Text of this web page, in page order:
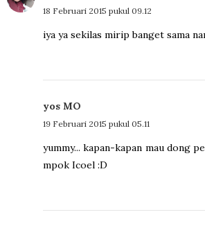
18 Februari 2015 pukul 09.12
iya ya sekilas mirip banget sama
yos MO
19 Februari 2015 pukul 05.11
yummy... kapan-kapan mau dong
mpok Icoel :D